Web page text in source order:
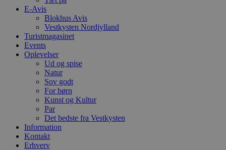
E-Avis
Blokhus Avis
Vestkysten Nordjylland
Turistmagasinet
Events
Oplevelser
Ud og spise
Natur
Sov godt
For børn
Kunst og Kultur
Par
Det bedste fra Vestkysten
Information
Kontakt
Erhverv